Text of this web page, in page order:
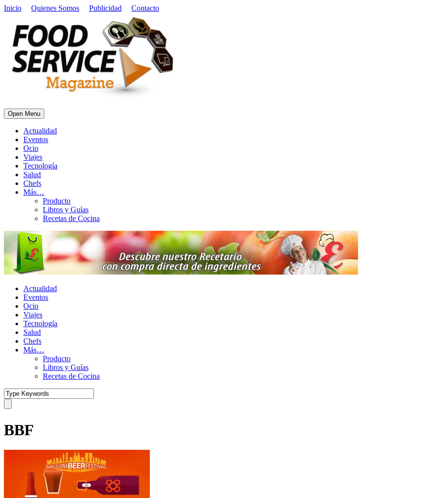
Inicio Quienes Somos Publicidad Contacto
Open Menu
Actualidad
Eventos
Ocio
Viajes
Tecnología
Salud
Chefs
Más…
Producto
Libros y Guías
Recetas de Cocina
Actualidad
Eventos
Ocio
Viajes
Tecnología
Salud
Chefs
Más…
Producto
Libros y Guías
Recetas de Cocina
BBF